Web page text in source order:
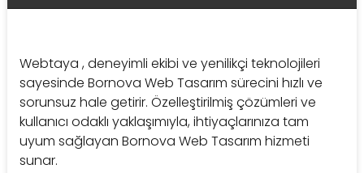
Webtaya , deneyimli ekibi ve yenilikçi teknolojileri
sayesinde Bornova Web Tasarım sürecini hızlı ve
sorunsuz hale getirir. Özelleştirilmiş çözümleri ve
kullanıcı odaklı yaklaşımıyla, ihtiyaçlarınıza tam
uyum sağlayan Bornova Web Tasarım hizmeti
sunar.